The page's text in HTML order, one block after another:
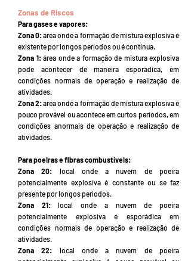
Zonas de Riscos
Para gases e vapores:
Zona 0:área onde a formação de mistura explosiva é
existente por longos períodos ou é contínua.
Zona 1:área onde a formação de mistura explosiva
pode acontecer de maneira esporádica, em
condições normais de operação e realização de
atividades.
Zona 2:área onde a formação de mistura explosiva é
pouco provável ou acontece em curtos períodos, em
condições anormais de operação e realização de
atividades.
Para poeiras e fibras combustíveis:
Zona 20: local onde a nuvem de poeira
potencialmente explosiva é constante ou se faz
presente por longos períodos.
Zona 21:local onde a nuvem de poeira
potencialmente explosiva é esporádica em
condições normais de operação e realização de
atividades.
Zona 22: local onde a nuvem de poeira